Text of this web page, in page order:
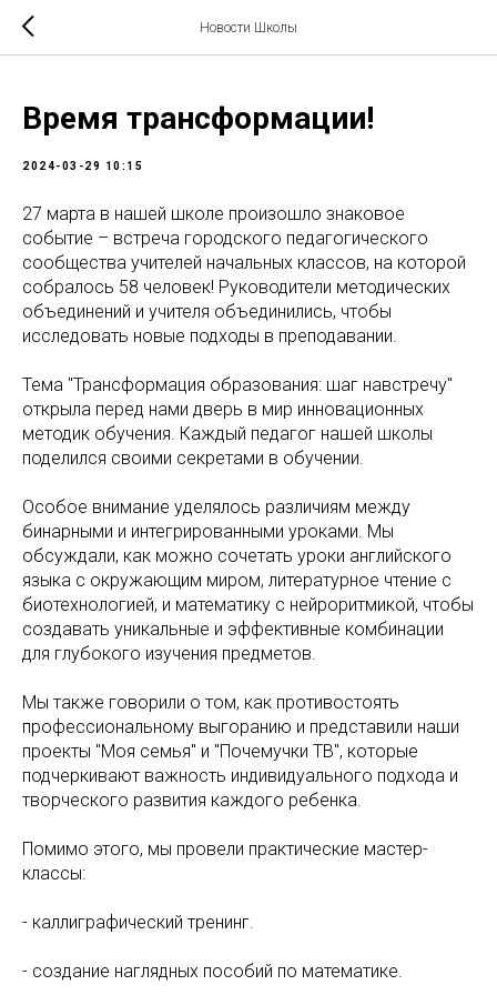
Новости Школы
Время трансформации!
2024-03-29 10:15
27 марта в нашей школе произошло знаковое
событие – встреча городского педагогического
сообщества учителей начальных классов, на которой
собралось 58 человек! Руководители методических
объединений и учителя объединились, чтобы
исследовать новые подходы в преподавании.
Тема "Трансформация образования: шаг навстречу"
открыла перед нами дверь в мир инновационных
методик обучения. Каждый педагог нашей школы
поделился своими секретами в обучении.
Особое внимание уделялось различиям между
бинарными и интегрированными уроками. Мы
обсуждали, как можно сочетать уроки английского
языка с окружающим миром, литературное чтение с
биотехнологией, и математику с нейроритмикой, чтобы
создавать уникальные и эффективные комбинации
для глубокого изучения предметов.
Мы также говорили о том, как противостоять
профессиональному выгоранию и представили наши
проекты "Моя семья" и "Почемучки ТВ", которые
подчеркивают важность индивидуального подхода и
творческого развития каждого ребенка.
Помимо этого, мы провели практические мастер-
классы:
- каллиграфический тренинг.
- создание наглядных пособий по математике.